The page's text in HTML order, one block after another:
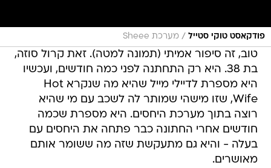
פודקאסט טוקי סטייל / מערכת Sheee
טוב, זה סיפור אמיתי (תמונה למטה). זאת קרול סוזה,
בת 38. היא רק התחתנה לפני כמה חודשים, ועכשיו
היא מספרת לדיילי מייל שהיא מה שנקרא Hot
Wife, שזו מישהי שמותר לה לשכב עם מי שהיא
רוצה בתוך מערכת היחסים. היא מספרת שכמה
חודשים אחרי החתונה כבר פתחה את היחסים עם
בעלה - והיא גם מתעקשת שזה מה ששומר אותם
מאושרים.